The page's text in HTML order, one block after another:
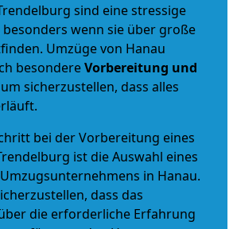
sind eine stressige
wenn sie über große
Umzüge von Hanau
besondereVorbereitung und
sicherzustellen, dass alles
bei der Vorbereitung eines
ist die Auswahl eines
Umzugsunternehmens in Hanau.
dass das
die erforderliche Erfahrung